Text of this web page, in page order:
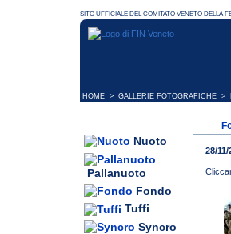
HOME > GALLERIE FOTOGRAFICHE >
Nuoto
Pallanuoto
Fondo
Tuffi
Syncro
28/11/